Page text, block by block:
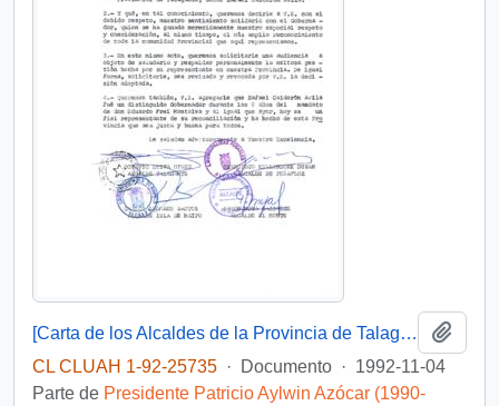
[Carta de los Alcaldes de la Provincia de Talagante dando a conocer su apoyo al actual Gobernador Provincial a quien le fue solicitada su renuncia]
CL CLUAH 1-92-25735 · Documento · 1992-11-04
Parte de Presidente Patricio Aylwin Azócar (1990-